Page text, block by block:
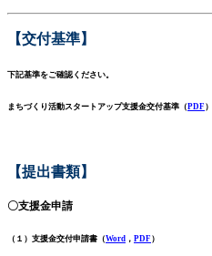
【交付基準】
下記基準をご確認ください。
まちづくり活動スタートアップ支援金交付基準（PDF ）
【提出書類】
〇支援金申請
（１）支援金交付申請書（Word ， PDF ）